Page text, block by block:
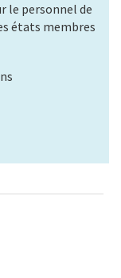
le personnel de
états membres